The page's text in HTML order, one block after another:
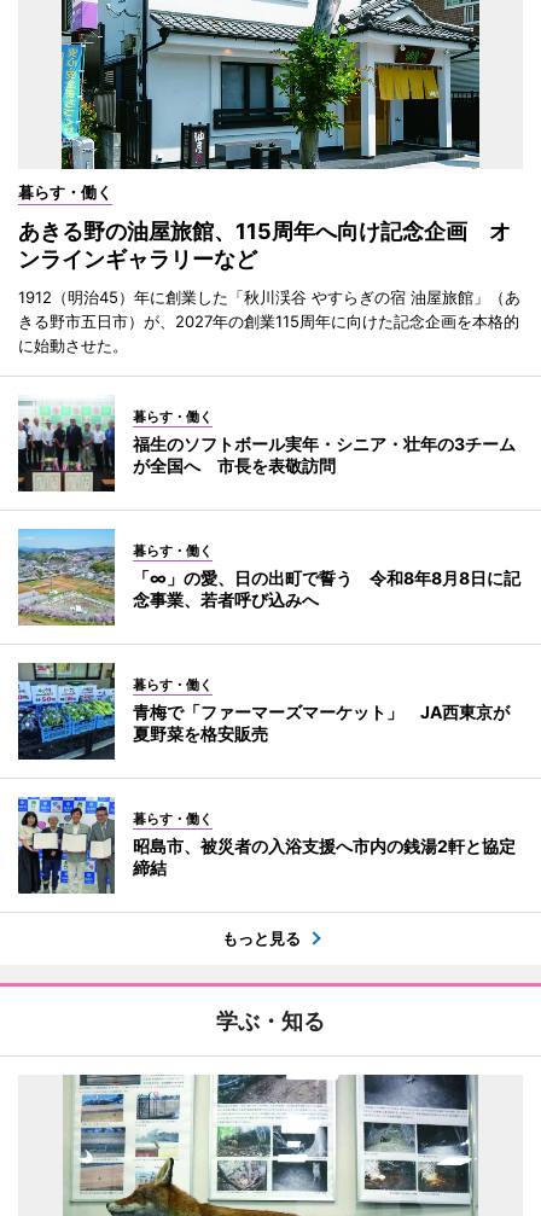
暮らす・働く
あきる野の油屋旅館、115周年へ向け記念企画 オ
ンラインギャラリーなど
1912（明治45）年に創業した「秋川渓谷 やすらぎの宿 油屋旅館」（あ
きる野市五日市）が、2027年の創業115周年に向けた記念企画を本格的
に始動させた。
暮らす・働く
福生のソフトボール実年・シニア・壮年の3チーム
が全国へ 市長を表敬訪問
暮らす・働く
「∞」の愛、日の出町で誓う 令和8年8月8日に記
念事業、若者呼び込みへ
暮らす・働く
青梅で「ファーマーズマーケット」 JA西東京が
夏野菜を格安販売
暮らす・働く
昭島市、被災者の入浴支援へ市内の銭湯2軒と協定
締結
もっと見る
学ぶ・知る